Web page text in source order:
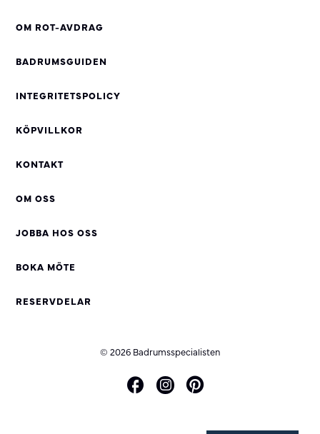
OM ROT-AVDRAG
BADRUMSGUIDEN
INTEGRITETSPOLICY
KÖPVILLKOR
KONTAKT
OM OSS
JOBBA HOS OSS
BOKA MÖTE
RESERVDELAR
© 2026 Badrumsspecialisten